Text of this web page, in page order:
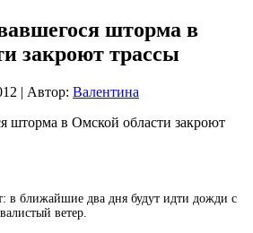
шторма в
закроют трассы
| Автор: Валентина
шторма в Омской области закроют
в ближайшие два дня будут идти дожди с
ветер.